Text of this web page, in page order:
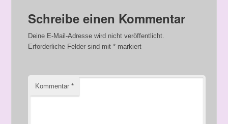
Schreibe einen Kommentar
Deine E-Mail-Adresse wird nicht veröffentlicht.
Erforderliche Felder sind mit* markiert
Kommentar*